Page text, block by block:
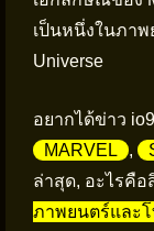
เป็นหนึ่งในภา
Universe
อยากได้ข่าว
MARVEL
,
ล่าสุด, อะไรคือ
ภาพยนตร์และ